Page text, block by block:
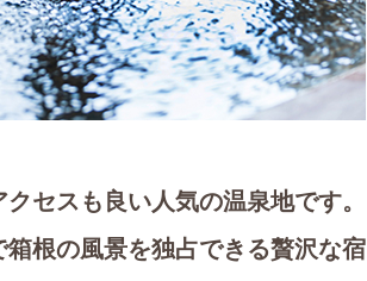
セスも良い人気の温泉地です。
根の風景を独占できる贅沢な宿